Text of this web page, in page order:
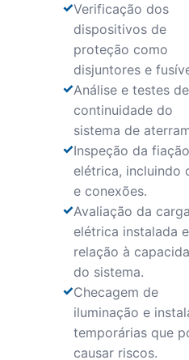
Verificação dos
dispositivos de
proteção como
disjuntores e
Análise e testes de
continuidade do
sistema de
Inspeção da fiação
elétrica, incluindo
e conexões.
Avaliação da carga
elétrica instalada
relação à
do sistema.
Checagem de
iluminação e
temporárias que
causar riscos.